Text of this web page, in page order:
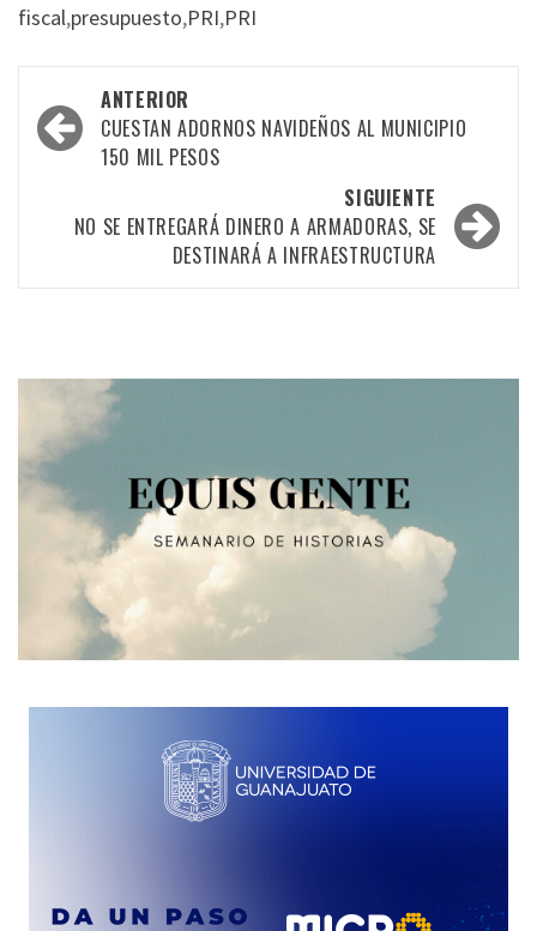
fiscal,presupuesto,PRI,PRI
Navegación
por
entradas
ANTERIOR
CUESTAN ADORNOS NAVIDEÑOS AL MUNICIPIO
150 MIL PESOS
SIGUIENTE
NO SE ENTREGARÁ DINERO A ARMADORAS, SE
DESTINARÁ A INFRAESTRUCTURA